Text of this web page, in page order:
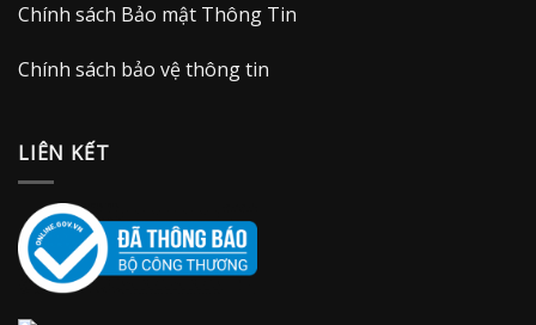
Chính sách Bảo mật Thông Tin
Chính sách bảo vệ thông tin
LIÊN KẾT